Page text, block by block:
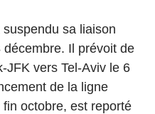
sa liaison
Il prévoit de
JFK vers Tel-Aviv le 6
de la ligne
octobre, est reporté